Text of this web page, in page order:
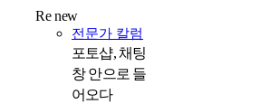
Re new
전문가 칼럼
포토샵, 채팅
창 안으로 들
어오다